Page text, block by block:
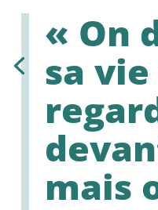
« On
sa
mais